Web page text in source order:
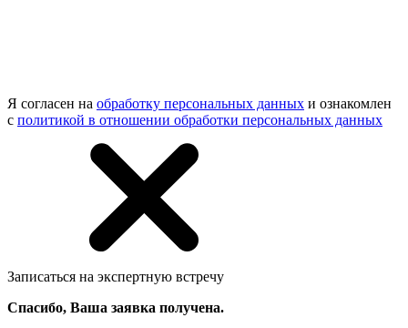
Я согласен на обработку персональных данных и ознакомлен
с политикой в отношении обработки персональных данных
Записаться на экспертную встречу
Спасибо, Ваша заявка получена.